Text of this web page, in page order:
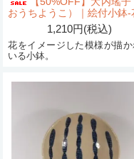
おうちようこ）｜絵付小鉢-
1,210円(税込)
花をイメージした模様が描か
いる小鉢。